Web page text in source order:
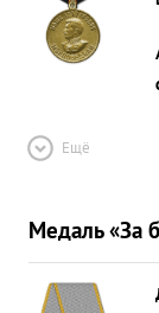
Ещё
Медаль «За